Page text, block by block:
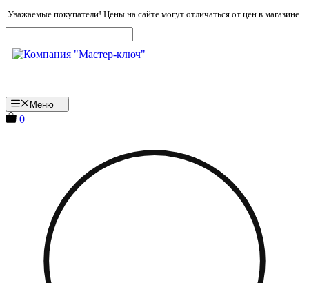
Перейти
к
содержимому
Уважаемые покупатели! Цены на сайте могут отличаться от цен в магазине.
Меню
0